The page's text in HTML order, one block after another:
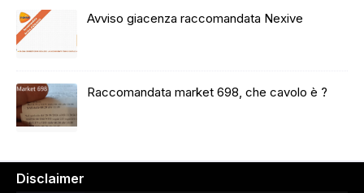
Avviso giacenza raccomandata Nexive
Raccomandata market 698, che cavolo è ?
Disclaimer